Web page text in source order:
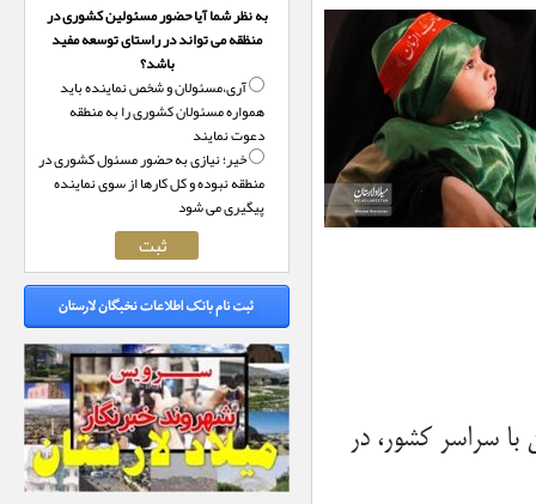
صبح جمعه ۶ تیرماه ۱۴۰۴، هم‌زمان با سراسر کشور، در
به نظر شما آیا حضور مسئولین کشوری در
منظقه می تواند در راستای توسعه مفید
باشد؟
آری،‌مسئولان و شخص نماینده باید
همواره مسئولان کشوری را به منطقه
دعوت نمایند
خیر؛‌ نیازی به حضور مسئول کشوری در
منطقه نبوده و کل کارها از سوی نماینده
پیگیری می شود